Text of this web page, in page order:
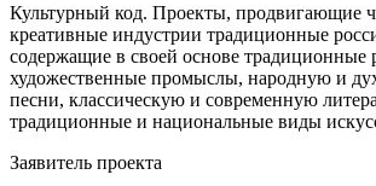
Культурный код. Проекты, продвигающие
креативные индустрии традиционные
содержащие в своей основе традиционные
художественные промыслы, народную и
песни, классическую и современную
традиционные и национальные виды
Заявитель проекта